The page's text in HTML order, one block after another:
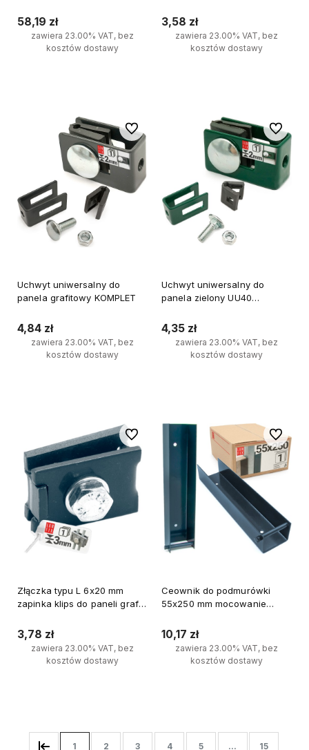
58,19 zł
zawiera 23.00% VAT, bez
kosztów dostawy
3,58 zł
zawiera 23.00% VAT, bez
kosztów dostawy
Uchwyt uniwersalny do
panela grafitowy KOMPLET
4,84 zł
zawiera 23.00% VAT, bez
kosztów dostawy
Do ulubionych
Uchwyt uniwersalny do
panela zielony UU40
4,35 zł
zawiera 23.00% VAT, bez
kosztów dostawy
Do
Złączka typu L 6x20 mm
zapinka klips do paneli grafit
3,78 zł
zawiera 23.00% VAT, bez
kosztów dostawy
Do ulubionych
Ceownik do podmurówki
55x250 mm mocowanie
10,17 zł
zawiera 23.00% VAT, bez
kosztów dostawy
Do
1 2 3 4 5 ... 15